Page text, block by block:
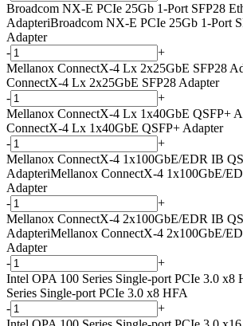
Broadcom NX-E PCIe 25Gb 1-Port SFP28
AdapteriBroadcom NX-E PCIe 25Gb 1-Port
Adapter
-
+
Mellanox ConnectX-4 Lx 2x25GbE SFP28
ConnectX-4 Lx 2x25GbE SFP28 Adapter
-
+
Mellanox ConnectX-4 Lx 1x40GbE QSFP+
ConnectX-4 Lx 1x40GbE QSFP+ Adapter
-
+
Mellanox ConnectX-4 1x100GbE/EDR IB
AdapteriMellanox ConnectX-4 1x100GbE/
Adapter
-
+
Mellanox ConnectX-4 2x100GbE/EDR IB
AdapteriMellanox ConnectX-4 2x100GbE/
Adapter
-
+
Intel OPA 100 Series Single-port PCIe 3.0 x8
Series Single-port PCIe 3.0 x8 HFA
-
+